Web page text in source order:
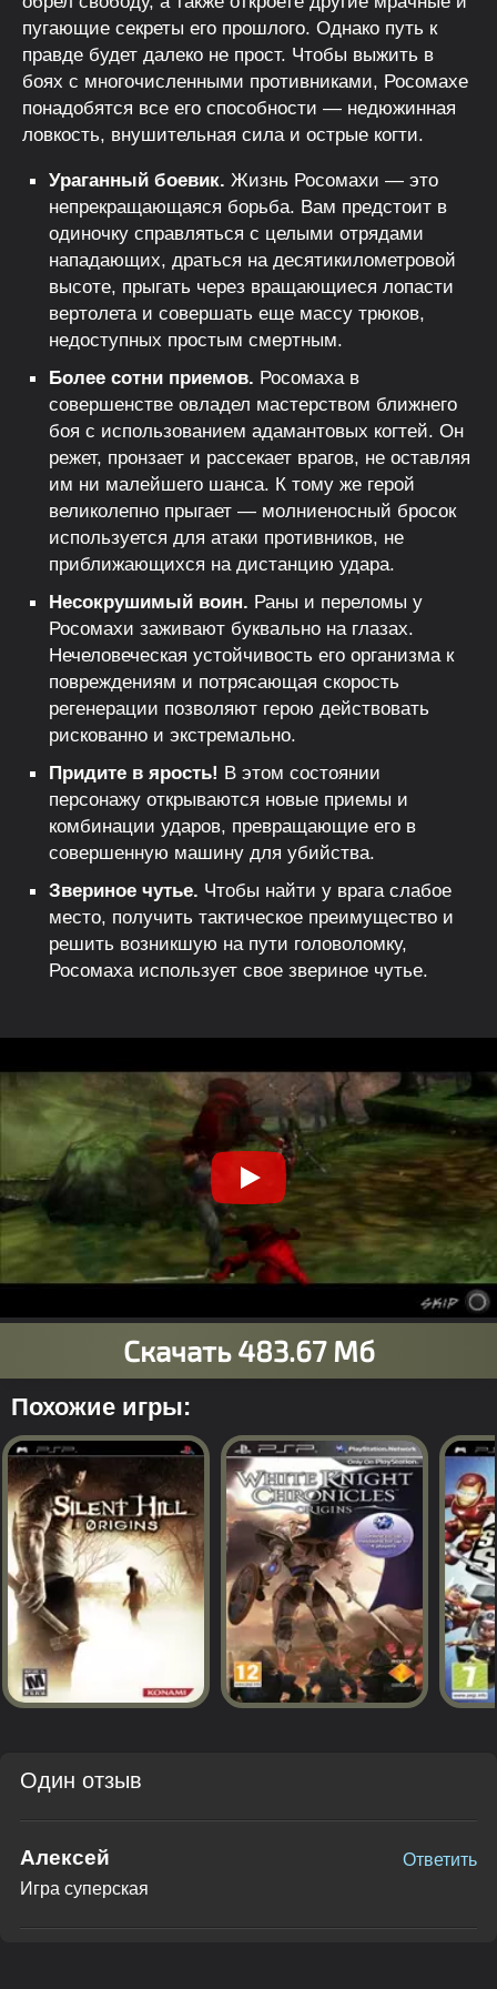
пугающие секреты его прошлого. Однако путь к
правде будет далеко не прост. Чтобы выжить в
боях с многочисленными противниками, Росомахе
понадобятся все его способности — недюжинная
ловкость, внушительная сила и острые когти.
Ураганный боевик. Жизнь Росомахи — это
непрекращающаяся борьба. Вам предстоит в
одиночку справляться с целыми отрядами
нападающих, драться на десятикилометровой
высоте, прыгать через вращающиеся лопасти
вертолета и совершать еще массу трюков,
недоступных простым смертным.
Более сотни приемов. Росомаха в
совершенстве овладел мастерством ближнего
боя с использованием адамантовых когтей. Он
режет, пронзает и рассекает врагов, не оставляя
им ни малейшего шанса. К тому же герой
великолепно прыгает — молниеносный бросок
используется для атаки противников, не
приближающихся на дистанцию удара.
Несокрушимый воин. Раны и переломы у
Росомахи заживают буквально на глазах.
Нечеловеческая устойчивость его организма к
повреждениям и потрясающая скорость
регенерации позволяют герою действовать
рискованно и экстремально.
Придите в ярость! В этом состоянии
персонажу открываются новые приемы и
комбинации ударов, превращающие его в
совершенную машину для убийства.
Звериное чутье. Чтобы найти у врага слабое
место, получить тактическое преимущество и
решить возникшую на пути головоломку,
Росомаха использует свое звериное чутье.
Похожие игры:
Один отзыв
Алексей
Игра суперская
Ответить